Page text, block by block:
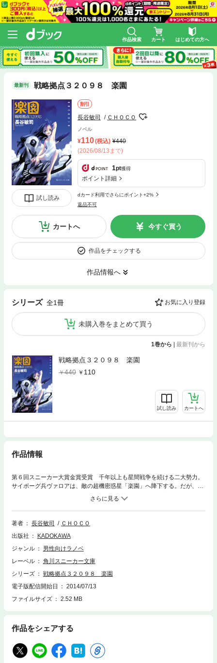
作品検索 カート はじめての方へ
最新刊 戦略拠点３２０９８ 楽園
試し読み
割引
長谷敏司 ＣＨＯＣＯ
ノベル
110(税込)
440
(2026/08/13まで)
1pt獲得
ポイント詳細
dカード利用でさらにポイント+2%
返品不可
カートへ 今すぐ買う
作品をチェックする
作品情報へ
シリーズ 全1冊 お気に入り登録
未購入巻をまとめて買う
1巻から 最新刊から
戦略拠点３２０９８ 楽園
440
110
試し読み カートへ
作品情報
第６回スニーカー大賞金賞受賞 千年以上も星間戦争を続ける二大勢力。
サイボーグ兵ヴァロアは、敵の超機密惑星「楽園」へ降下する。だが、そ
こにいたのは、敵方の兵士一人と少女マリアだけだった。期待のＳＦロマ
著者 長谷敏司
ＣＨＯＣＯ
出版社
KADOKAWA
ジャンル
男性向けラノベ
レーベル
角川スニーカー文庫
シリーズ
戦略拠点３２０９８ 楽園
電子版配信開始日
2014/07/13
ファイルサイズ
2.52 MB
作品をシェアする